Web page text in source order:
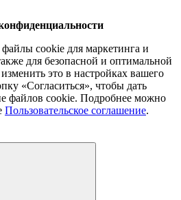
файлы cookie для маркетинга и
для безопасной и оптимальной
это в настройках вашего
«Согласиться», чтобы дать
файлов cookie. Подробнее можно
Пользовательское соглашение.